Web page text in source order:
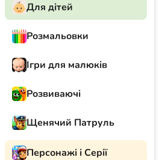
Для дітей
Розмальовки
Ігри для малюків
Розвиваючі
Щенячий Патруль
Персонажі і Серії